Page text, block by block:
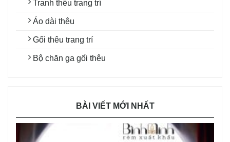
Tranh thêu trang trí
Áo dài thêu
Gối thêu trang trí
Bộ chăn ga gối thêu
BÀI VIẾT MỚI NHẤT